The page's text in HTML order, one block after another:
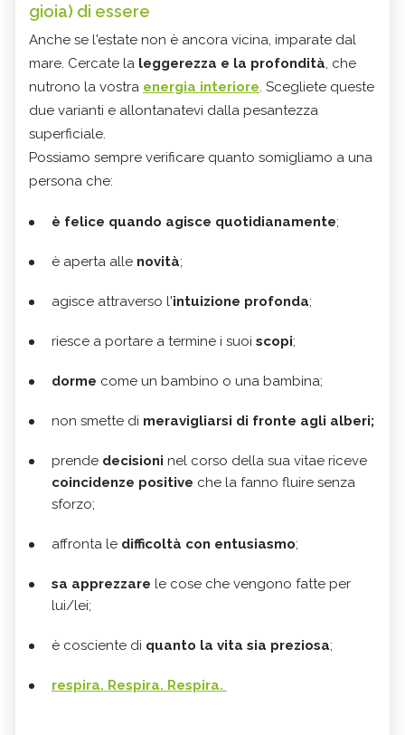
gioia) di essere
Anche se l'estate non è ancora vicina, imparate dal
mare. Cercate la leggerezza e la profondità, che
nutrono la vostra energia interiore. Scegliete queste
due varianti e allontanatevi dalla pesantezza
superficiale.
Possiamo sempre verificare quanto somigliamo a una
persona che:
è felice quando agisce quotidianamente;
è aperta alle novità;
agisce attraverso l'intuizione profonda;
riesce a portare a termine i suoi scopi;
dorme come un bambino o una bambina;
non smette di meravigliarsi di fronte agli alberi;
prende decisioni nel corso della sua vitae riceve
coincidenze positive che la fanno fluire senza
sforzo;
affronta le difficoltà con entusiasmo;
sa apprezzare le cose che vengono fatte per
lui/lei;
è cosciente di quanto la vita sia preziosa;
respira. Respira. Respira.